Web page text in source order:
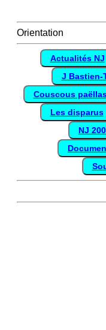
Orientation
Actualités NJ
J Bastien-
Couscous
Les disparus
NJ